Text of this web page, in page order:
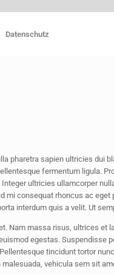
Datenschutz
pharetra sapien ultricies dui
fermentum ligula.
ultricies ullamcorper
mi consequat rhoncus ac eget
interdum quis a velit. Ut
Nam massa risus, ultrices et
egestas. Suspendisse
tincidunt tortor
vehicula sem sit